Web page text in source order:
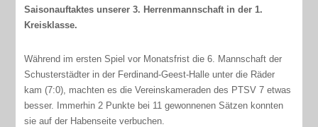
Saisonauftaktes unserer 3. Herrenmannschaft in der 1.
Kreisklasse.
Während im ersten Spiel vor Monatsfrist die 6. Mannschaft der
Schusterstädter in der Ferdinand-Geest-Halle unter die Räder
kam (7:0), machten es die Vereinskameraden des PTSV 7 etwas
besser. Immerhin 2 Punkte bei 11 gewonnenen Sätzen konnten
sie auf der Habenseite verbuchen.